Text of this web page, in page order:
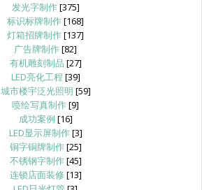
发光字制作[375]
标识标牌制作[168]
灯箱招牌制作[137]
广告牌制作[82]
有机雕刻制品 [27]
LED亮化工程 [39]
城市楼宇泛光照明 [59]
喷绘写真制作[9]
成功案例 [16]
LED显示屏制作[3]
铜字铜牌制作[25]
不锈钢字制作[45]
连锁店面装修 [13]